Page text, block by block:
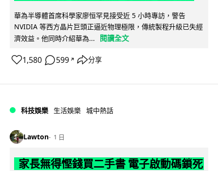
華為半導體首席科學家廖恒罕見接受近 5 小時專訪，警告
NVIDIA 等西方晶片巨頭正逼近物理極限，傳統製程升級已失經
濟效益。他同時介紹華為...
閱讀全文
1,580 599 ↗ 分享
科技娛樂 生活娛樂 城中熱話
Lawton 1 日
家長無得慳錢買二手書 電子啟動碼鎖死